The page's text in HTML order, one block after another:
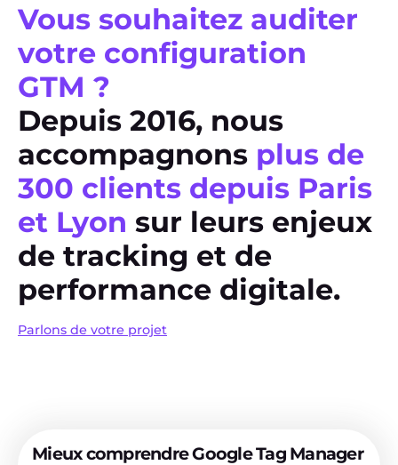
Vous souhaitez auditer
votre configuration
GTM ?
Depuis 2016, nous
accompagnons plus de
300 clients depuis Paris
et Lyon sur leurs enjeux
de tracking et de
performance digitale.
Parlons de votre projet
Mieux comprendre Google Tag Manager